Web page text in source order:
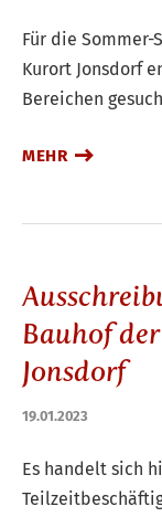
Für die Sommer-
Kurort Jonsdorf
Bereichen
MEHR
Bauhof
Jonsdorf
19.01.2023
Es handelt sich